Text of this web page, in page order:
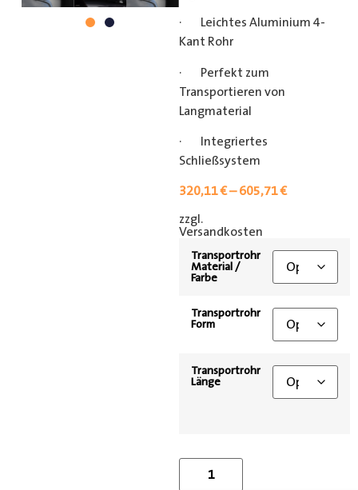
· Leichtes Aluminium 4-
Kant Rohr
· Perfekt zum
Transportieren von
Langmaterial
· Integriertes
Schließsystem
320,11€–605,71€
zzgl.
Versandkosten
Transportrohr
Material /
Farbe
Transportrohr
Form
Transportrohr
Länge